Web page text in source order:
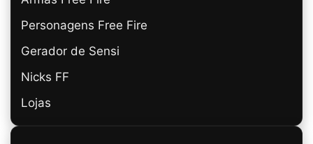
Personagens Free Fire
Gerador de Sensi
Nicks FF
Lojas